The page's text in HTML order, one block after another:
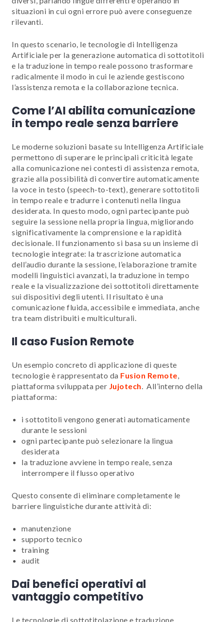
situazioni in cui ogni errore può avere conseguenze
rilevanti.
In questo scenario, le tecnologie di Intelligenza
Artificiale per la generazione automatica di sottotitoli
e la traduzione in tempo reale possono trasformare
radicalmente il modo in cui le aziende gestiscono
l’assistenza remota e la collaborazione tecnica.
Come l’AI abilita comunicazione
in tempo reale senza barriere
Le moderne soluzioni basate su Intelligenza Artificiale
permettono di superare le principali criticità legate
alla comunicazione nei contesti di assistenza remota,
grazie alla possibilità di convertire automaticamente
la voce in testo (speech-to-text), generare sottotitoli
in tempo reale e tradurre i contenuti nella lingua
desiderata. In questo modo, ogni partecipante può
seguire la sessione nella propria lingua, migliorando
significativamente la comprensione e la rapidità
decisionale. Il funzionamento si basa su un insieme di
tecnologie integrate: la trascrizione automatica
dell’audio durante la sessione, l’elaborazione tramite
modelli linguistici avanzati, la traduzione in tempo
reale e la visualizzazione dei sottotitoli direttamente
sui dispositivi degli utenti. Il risultato è una
comunicazione fluida, accessibile e immediata, anche
tra team distribuiti e multiculturali.
Il caso Fusion Remote
Un esempio concreto di applicazione di queste
tecnologie è rappresentato da Fusion Remote
piattaforma sviluppata per Jujotech . All’interno della
piattaforma:
i sottotitoli vengono generati automaticamente
durante le sessioni
ogni partecipante può selezionare la lingua
desiderata
la traduzione avviene in tempo reale, senza
interrompere il flusso operativo
Questo consente di eliminare completamente le
barriere linguistiche durante attività di:
manutenzione
supporto tecnico
training
audit
Dai benefici operativi al
vantaggio competitivo
Le tecnologie di sottotitolazione e traduzione